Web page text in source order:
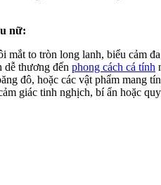
nữ:
mắt to tròn long lanh, biểu cảm
dễ thương đến phong cách cá tính
đô, hoặc các vật phẩm mang
giác tinh nghịch, bí ẩn hoặc